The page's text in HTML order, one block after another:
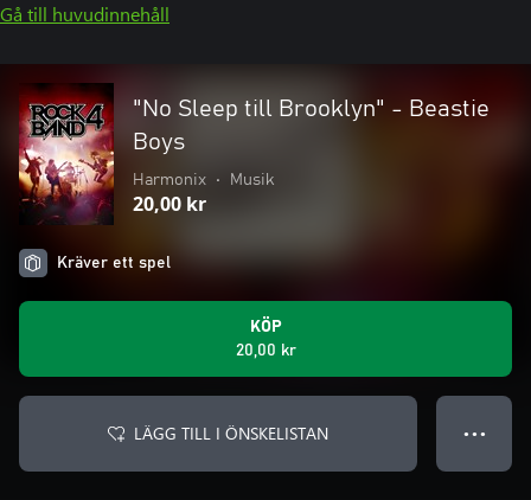
Gå till huvudinnehåll
"No Sleep till Brooklyn" - Beastie
Boys
Harmonix • Musik
20,00 kr
Kräver ett spel
KÖP
20,00 kr
LÄGG TILL I ÖNSKELISTAN ● ● ●